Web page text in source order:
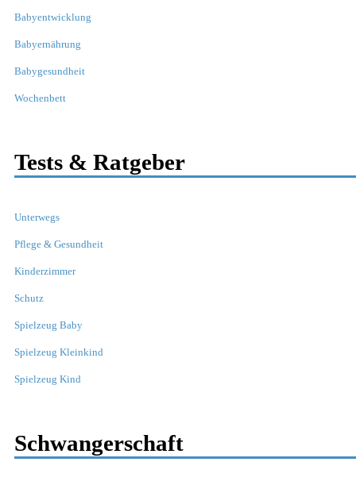
Babyentwicklung
Babyernährung
Babygesundheit
Wochenbett
Tests & Ratgeber
Unterwegs
Pflege & Gesundheit
Kinderzimmer
Schutz
Spielzeug Baby
Spielzeug Kleinkind
Spielzeug Kind
Schwangerschaft